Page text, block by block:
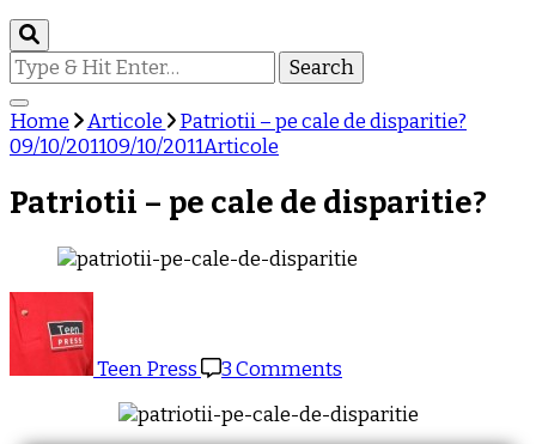
Looking
for
Something?
Home Articole
Patriotii – pe cale de disparitie?
09/10/201109/10/2011Articole
Patriotii – pe cale de disparitie?
Teen Press 3 Commentspe
cale
de